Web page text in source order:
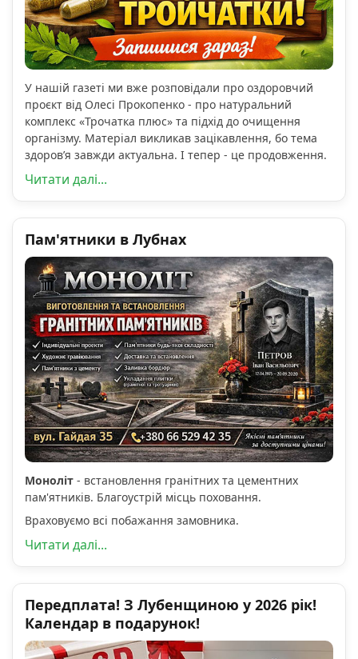
У нашій газеті ми вже розповідали про оздоровчий
проєкт від Олесі Прокопенко - про натуральний
комплекс «Трочатка плюс» та підхід до очищення
організму. Матеріал викликав зацікавлення, бо тема
здоров’я завжди актуальна. І тепер - це продовження.
Читати далі...
Пам'ятники в Лубнах
Моноліт - встановлення гранітних та цементних
пам'ятників. Благоустрій місць поховання.
Враховуємо всі побажання замовника.
Читати далі...
Передплата! З Лубенщиною у 2026 рік!
Календар в подарунок!